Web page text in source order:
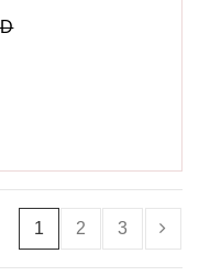
1 2 3